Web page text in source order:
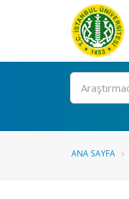
Ara
ANA SAYFA